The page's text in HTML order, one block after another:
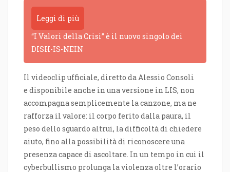
Leggi di più
“I Valori della Crisi” è il nuovo singolo dei
DISH-IS-NEIN
Il videoclip ufficiale, diretto da Alessio Consoli
e disponibile anche in una versione in LIS, non
accompagna semplicemente la canzone, ma ne
rafforza il valore: il corpo ferito dalla paura, il
peso dello sguardo altrui, la difficoltà di chiedere
aiuto, fino alla possibilità di riconoscere una
presenza capace di ascoltare. In un tempo in cui il
cyberbullismo prolunga la violenza oltre l’orario